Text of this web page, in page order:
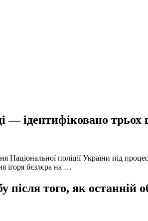
ідентифіковано трьох
Національної поліції України під
іґоря бєзлєра на …
того, як останній